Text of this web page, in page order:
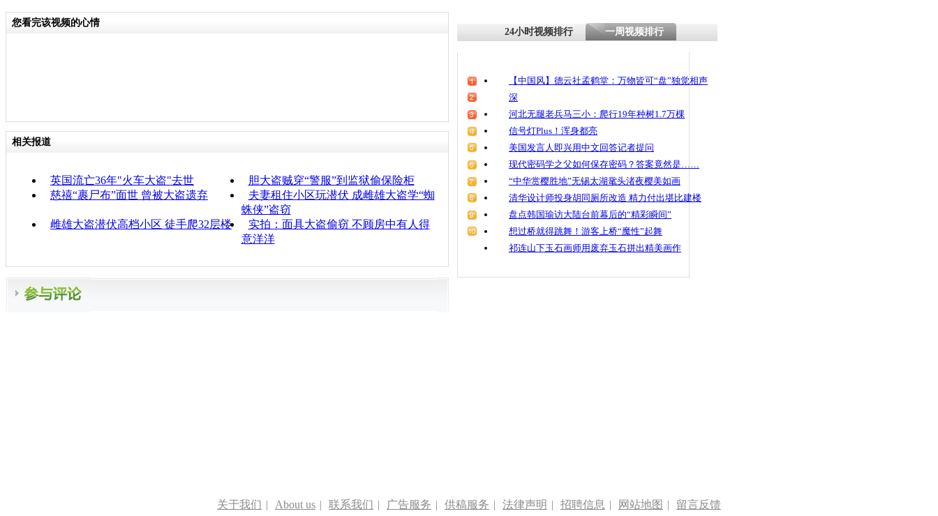
您看完该视频的心情
相关报道
英国流亡36年"火车大盗"去世
胆大盗贼穿“警服”到监狱偷保险柜
慈禧“裹尸布”面世 曾被大盗遗弃
夫妻租住小区玩潜伏 成雌雄大盗学“蜘
蛛侠”盗窃
雌雄大盗潜伏高档小区 徒手爬32层楼
实拍：面具大盗偷窃 不顾房中有人得
意洋洋
24小时视频排行 一周视频排行
【中国风】德云社孟鹤堂：万物皆可“盘”独觉相声
深
河北无腿老兵马三小：爬行19年种树1.7万棵
信号灯Plus！浑身都亮
美国发言人即兴用中文回答记者提问
现代密码学之父如何保存密码？答案竟然是……
“中华赏樱胜地”无锡太湖鼋头渚夜樱美如画
清华设计师投身胡同厕所改造 精力付出堪比建楼
盘点韩国瑜访大陆台前幕后的“精彩瞬间”
想过桥就得跳舞！游客上桥“魔性”起舞
祁连山下玉石画师用废弃玉石拼出精美画作
关于我们 | About us | 联系我们 | 广告服务 | 供稿服务 | 法律声明 | 招聘信息 | 网站地图 | 留言反馈